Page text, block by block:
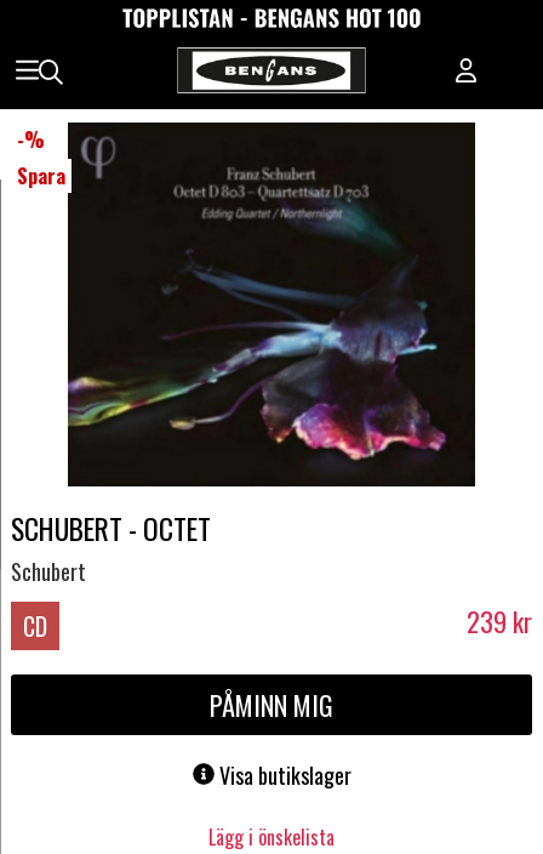
-%
Spara
SCHUBERT - OCTET
Schubert
CD 239 kr
PÅMINN MIG
Visa butikslager
Lägg i önskelista